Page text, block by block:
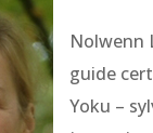
Nolwenn
guide
Yoku –